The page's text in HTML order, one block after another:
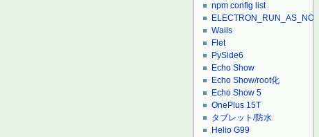
npm config list
Wails
Flet
PySide6
Echo Show
Echo Show/root化
Echo Show 5
OnePlus 15T
タブレット/防水
Helio G99